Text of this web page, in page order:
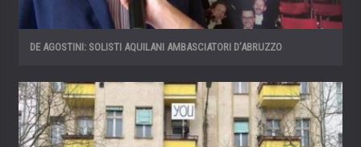
DE AGOSTINI: SOLISTI AQUILANI AMBASCIATORI D’ABRUZZO